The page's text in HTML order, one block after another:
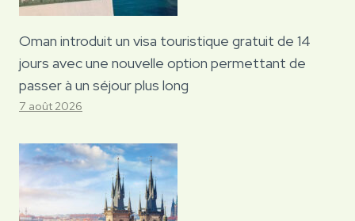
Oman introduit un visa touristique gratuit de 14
jours avec une nouvelle option permettant de
passer à un séjour plus long
7 août 2026